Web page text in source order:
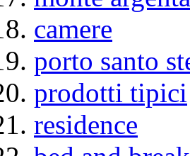
camere
porto santo
prodotti tipici
residence